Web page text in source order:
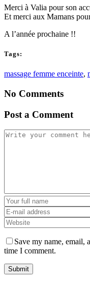
Merci à Valia pour son
Et merci aux Mamans
A l’année prochaine !!
Tags:
massage femme enceinte,
No Comments
Post a Comment
Save my name, email,
time I comment.